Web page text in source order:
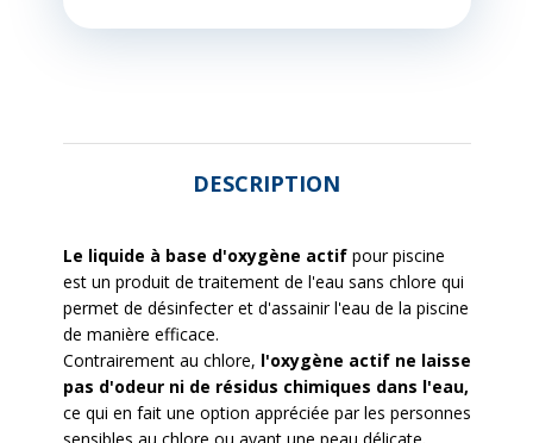
DESCRIPTION
Le liquide à base d'oxygène actifpour piscine
est un produit de traitement de l'eau sans chlore qui
permet de désinfecter et d'assainir l'eau de la piscine
de manière efficace.
Contrairement au chlore, l'oxygène actif ne laisse
pas d'odeur ni de résidus chimiques dans l'eau,
ce qui en fait une option appréciée par les personnes